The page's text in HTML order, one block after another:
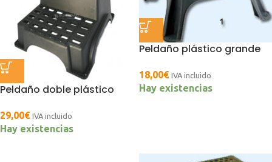
Peldaño doble plástico
29,00€ IVA incluido
Hay existencias
Peldaño plástico grande
18,00€ IVA incluido
Hay existencias